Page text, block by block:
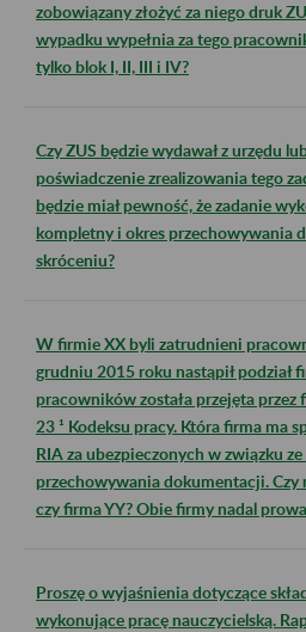
zobowiązany złożyć za niego druk
wypadku wypełnia za tego
tylko blok I, II, III i IV?
Czy ZUS będzie wydawał z urzędu
poświadczenie zrealizowania tego
będzie miał pewność, że zadanie
kompletny i okres przechowywania
skróceniu?
W firmie XX byli zatrudnieni
grudniu 2015 roku nastąpił podział
pracowników została przejęta przez
23 ¹ Kodeksu pracy. Która firma ma
RIA za ubezpieczonych w związku
przechowywania dokumentacji. Czy
czy firma YY? Obie firmy nadal
Proszę o wyjaśnienia dotyczące
wykonujące pracę nauczycielską.